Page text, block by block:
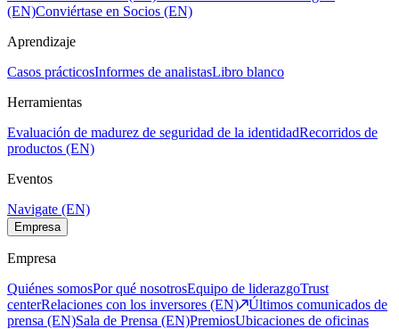
(EN)Conviértase en Socios (EN)
Aprendizaje
Casos prácticosInformes de analistasLibro blanco
Herramientas
Evaluación de madurez de seguridad de la identidadRecorridos de
productos (EN)
Eventos
Navigate (EN)
Empresa
Empresa
Quiénes somosPor qué nosotrosEquipo de liderazgoTrust
centerRelaciones con los inversores (EN)
Últimos comunicados de
prensa (EN)Sala de Prensa (EN)PremiosUbicaciones de oficinas